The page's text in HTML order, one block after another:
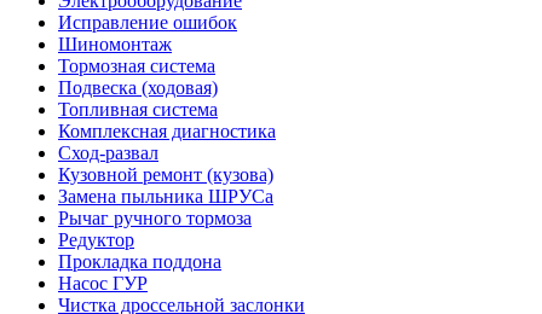
Исправление ошибок
Шиномонтаж
Тормозная система
Подвеска (ходовая)
Топливная система
Комплексная диагностика
Сход-развал
Кузовной ремонт (кузова)
Замена пыльника ШРУСа
Рычаг ручного тормоза
Редуктор
Прокладка поддона
Насос ГУР
Чистка дроссельной заслонки